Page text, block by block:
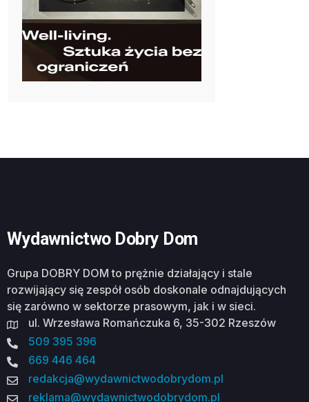
Wydawnictwo Dobry Dom
Grupa DOBRY DOM to prężnie działający i stale
rozwijający się zespół osób doskonale odnajdujących
się zarówno w sektorze prasowym, jak i w sieci.
ul. Wrzesława Romańczuka 6, 35-302 Rzeszów
509 395 396
669 446 464
redakcja@wydawnictwodobrydom.pl
reklama@wydawnictwodobrydom.pl